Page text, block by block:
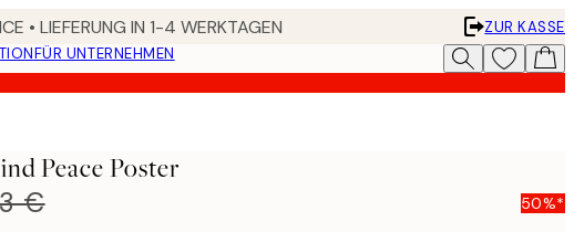
• LIEFERUNG IN 1-4 WERKTAGEN
ZUR KASSE
FÜR UNTERNEHMEN
Peace Poster
€ 50%*